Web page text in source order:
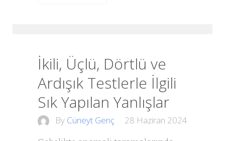
İkili, Üçlü, Dörtlü ve
Ardışık Testlerle İlgili
Sık Yapılan Yanlışlar
By Cüneyt Genç 28 Haziran 2024